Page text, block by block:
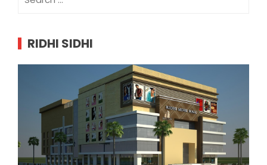
for:
RIDHI SIDHI